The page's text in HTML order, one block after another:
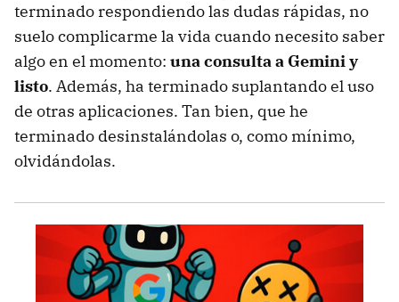
terminado respondiendo las dudas rápidas, no
suelo complicarme la vida cuando necesito saber
algo en el momento: una consulta a Gemini y
listo. Además, ha terminado suplantando el uso
de otras aplicaciones. Tan bien, que he
terminado desinstalándolas o, como mínimo,
olvidándolas.